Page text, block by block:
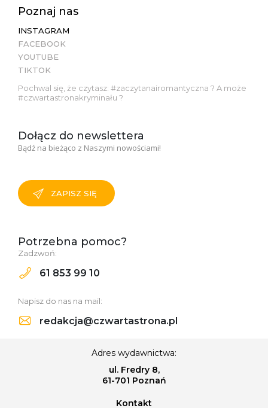
Poznaj nas
INSTAGRAM
FACEBOOK
YOUTUBE
TIKTOK
Pochwal się, że czytasz: #zaczytanairomantyczna ? A może
#czwartastronakryminału ?
Dołącz do newslettera
Bądź na bieżąco z Naszymi nowościami!
ZAPISZ SIĘ
Potrzebna pomoc?
Zadzwoń:
61 853 99 10
Napisz do nas na mail:
redakcja@czwartastrona.pl
Adres wydawnictwa:
ul. Fredry 8,
61-701 Poznań
Kontakt